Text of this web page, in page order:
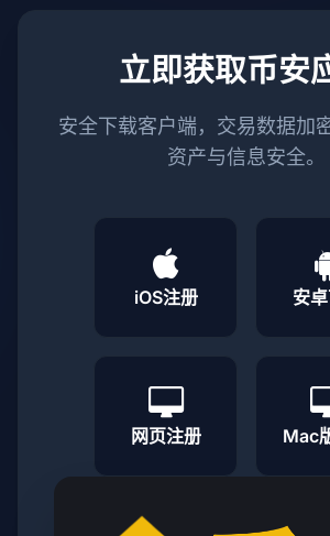
立即获取币安
安全下载客户端，交易数据加
资产与信息安全。
iOS注册 安
网页注册 Mac